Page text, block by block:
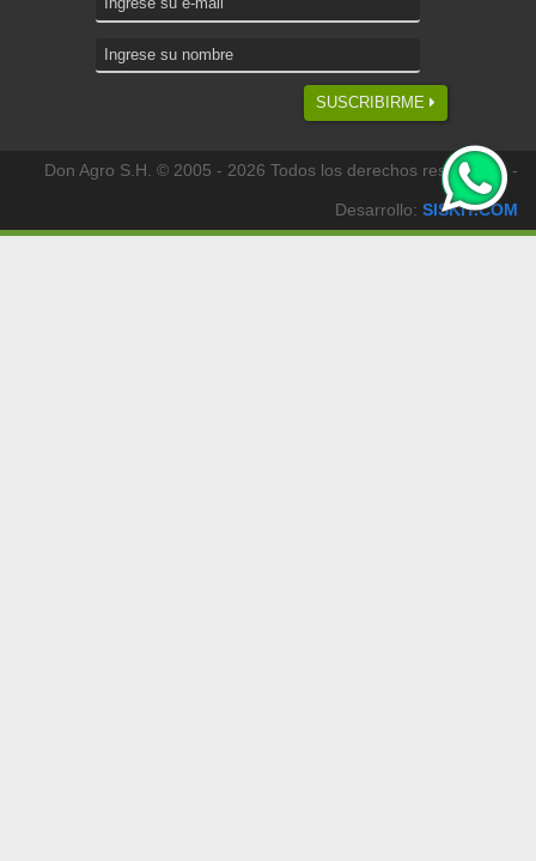
SUSCRIBIRME
Don Agro S.H. © 2005 - 2026 Todos los derechos reservados -
Desarrollo: SISKIT.COM